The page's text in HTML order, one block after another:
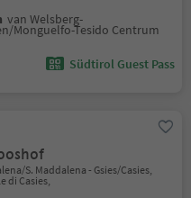
van Welsberg-
Monguelfo-Tesido Centrum
Südtirol Guest Pass
S. Maddalena - Gsies/Casies,
di Casies,